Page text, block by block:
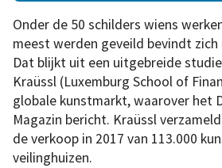
Onder de 50 schilders wiens
meest werden geveild bevindt zich
Dat blijkt uit een uitgebreide
Kraüssl (Luxemburg School of
globale kunstmarkt, waarover het
Magazin bericht. Kraüssl
de verkoop in 2017 van 113.000
veilinghuizen.